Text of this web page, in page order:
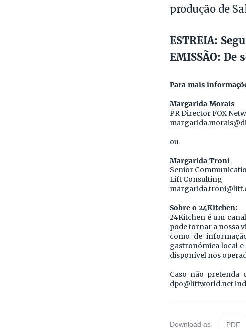
produção de
ESTREIA:
EMISSÃO: De
Para mais
Margarida Morais
PR Director FOX
ou
Margarida Troni
Senior
Lift Consulting
Sobre o 24Kitchen:
24Kitchen é um
pode tornar a nossa
como de
gastronómica local e
disponível nos
Caso não
dpo@liftworld.net
Download as PDF